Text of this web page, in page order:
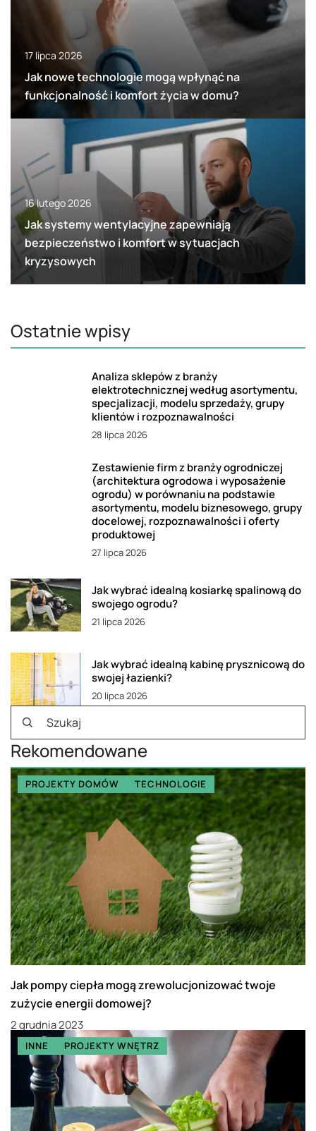
17 lipca 2026
Jak nowe technologie mogą wpłynąć na
funkcjonalność i komfort życia w domu?
16 lutego 2026
Jak systemy wentylacyjne zapewniają
bezpieczeństwo i komfort w sytuacjach
kryzysowych
Ostatnie wpisy
Analiza sklepów z branży
elektrotechnicznej według asortymentu,
specjalizacji, modelu sprzedaży, grupy
klientów i rozpoznawalności
28 lipca 2026
Zestawienie firm z branży ogrodniczej
(architektura ogrodowa i wyposażenie
ogrodu) w porównaniu na podstawie
asortymentu, modelu biznesowego, grupy
docelowej, rozpoznawalności i oferty
produktowej
27 lipca 2026
Jak wybrać idealną kosiarkę spalinową do
swojego ogrodu?
21 lipca 2026
Jak wybrać idealną kabinę prysznicową do
swojej łazienki?
20 lipca 2026
Rekomendowane
PROJEKTY DOMÓW TECHNOLOGIE
Jak pompy ciepła mogą zrewolucjonizować twoje
zużycie energii domowej?
2 grudnia 2023
INNE PROJEKTY WNĘTRZ